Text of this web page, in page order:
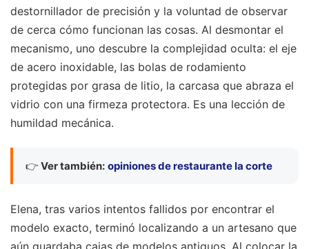
destornillador de precisión y la voluntad de observar
de cerca cómo funcionan las cosas. Al desmontar el
mecanismo, uno descubre la complejidad oculta: el eje
de acero inoxidable, las bolas de rodamiento
protegidas por grasa de litio, la carcasa que abraza el
vidrio con una firmeza protectora. Es una lección de
humildad mecánica.
👉 Ver también: opiniones de restaurante la corte
Elena, tras varios intentos fallidos por encontrar el
modelo exacto, terminó localizando a un artesano que
aún guardaba cajas de modelos antiguos. Al colocar la